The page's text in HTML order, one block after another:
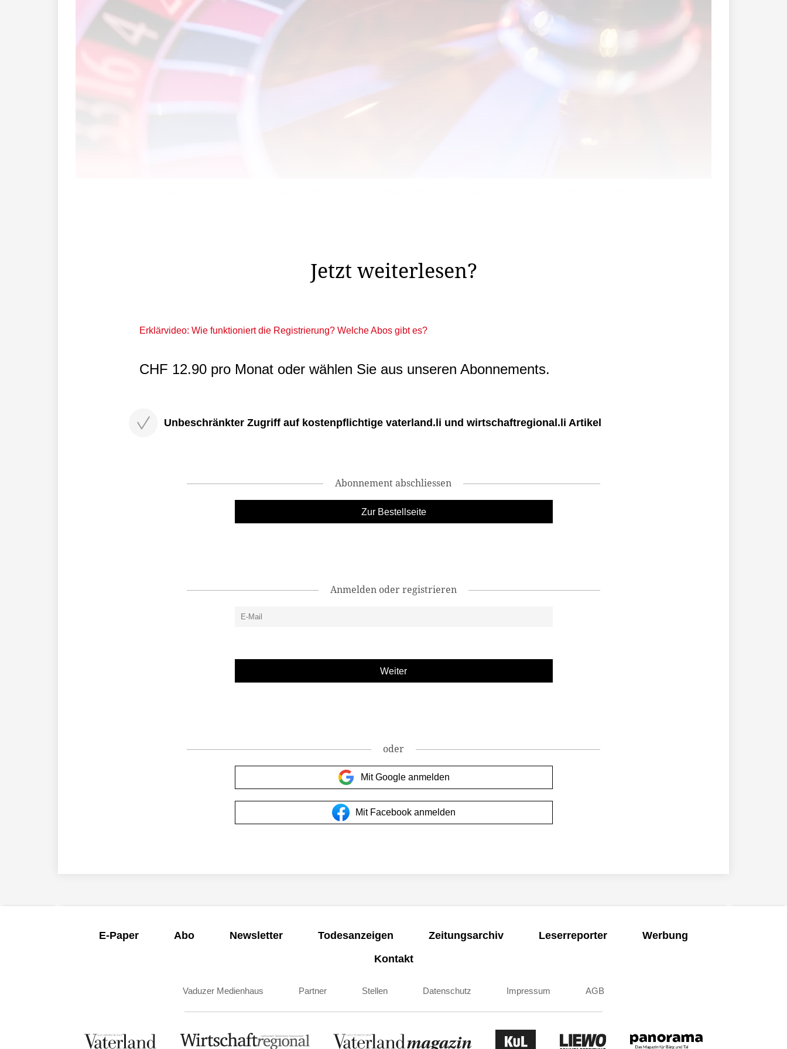
Jetzt weiterlesen?
Erklärvideo: Wie funktioniert die Registrierung? Welche Abos gibt es?
CHF 12.90 pro Monat oder wählen Sie aus unseren Abonnements.
Unbeschränkter Zugriff auf kostenpflichtige vaterland.li und wirtschaftregional.li Artikel
Abonnement abschliessen
Zur Bestellseite
Anmelden oder registrieren
oder
Mit Google anmelden
Mit Facebook anmelden
E-Paper Abo Newsletter Todesanzeigen Zeitungsarchiv Leserreporter
Werbung
Kontakt
Vaduzer Medienhaus Partner Stellen Datenschutz Impressum AGB